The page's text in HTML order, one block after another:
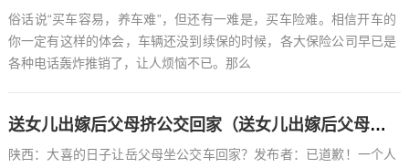
俗话说“买车容易，养车难”，但还有一难是，买车险难。相信开车的
你一定有这样的体会，车辆还没到续保的时候，各大保险公司早已是
各种电话轰炸推销了，让人烦恼不已。那么
送女儿出嫁后父母挤公交回家（送女儿出嫁后父母挤公交回家了）
陕西：大喜的日子让岳父母坐公交车回家？发布者：已道歉！一个人